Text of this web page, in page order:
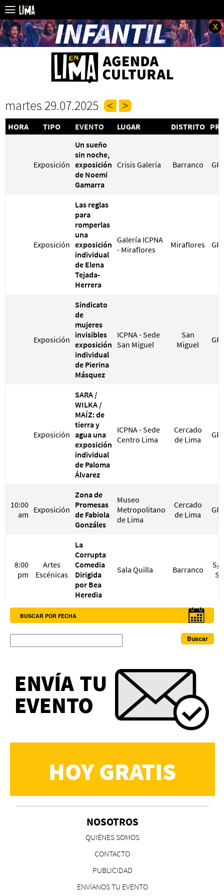
x
martes 29.07.2025
HORA TIPO EVENTO LUGAR DISTRITO
Exposición
Un sueño
sin noche,
exposición
de Noemi
Gamarra
Crisis Galeria Barranco
Exposición
Las reglas
para
romperlas
una
exposición
individual
de Elena
Tejada-
Herrera
Galería ICPNA
- Miraflores
Miraflores
Exposición
Sindicato
de
mujeres
invisibles
exposición
individual
de Pierina
Másquez
ICPNA - Sede
San Miguel
San
Miguel
Exposición
SARA /
WILKA /
MAÍZ: de
tierra y
agua una
exposición
individual
de Paloma
Álvarez
ICPNA - Sede
Centro Lima
Cercado
de Lima
10:00
am Exposición
Zona de
Promesas
de Fabiola
Gonzáles
Museo
Metropolitano
de Lima
Cercado
de Lima
8:00
pm
Artes
Escénicas
La
Corrupta
Comedia
Dirigida
por Bea
Heredia
Sala Quilla Barranco
S/
S/
BUSCAR POR FECHA
HOY GRATIS
NOSOTROS
QUIÉNES SOMOS
CONTACTO
PUBLICIDAD
ENVÍANOS TU EVENTO